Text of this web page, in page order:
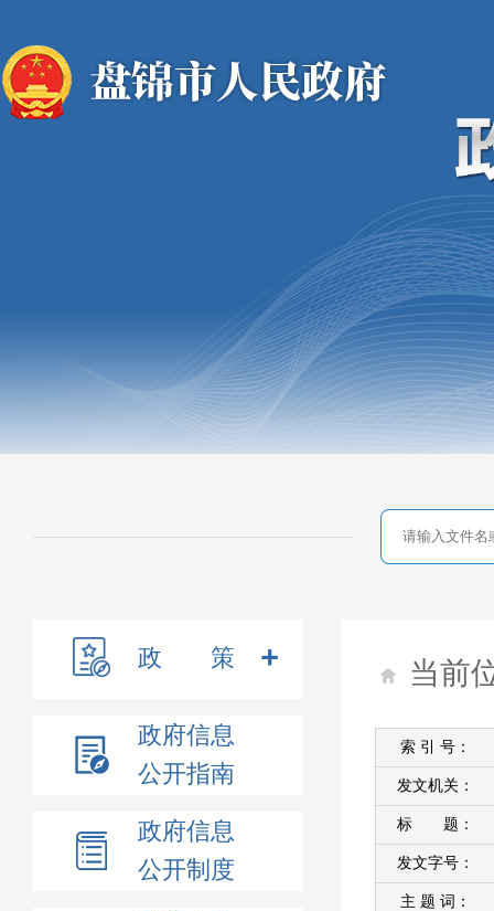
政 策
政府信息
公开指南
政府信息
公开制度
当前
索 引 号：
发文机关：
标 题：
发文字号：
主 题 词：